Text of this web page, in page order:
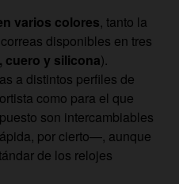
varios colores, tanto la
disponibles en tres
cuero y silicona).
a distintos perfiles de
como para el que
son intercambiables
por cierto—, aunque
de los relojes